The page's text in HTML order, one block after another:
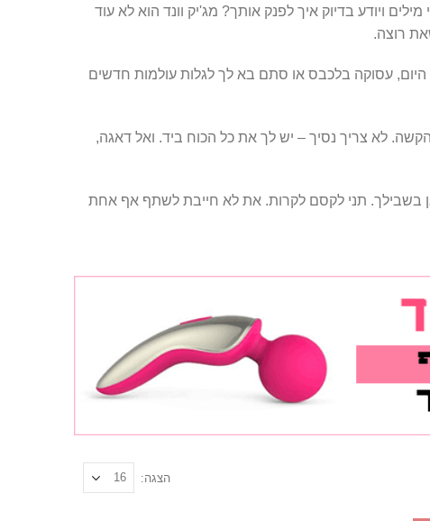
ויודע בדיוק איך לפנק אותך? מג'יק וונד הוא לא עוד
רוצה.
עסוקה בלכבס או סתם בא לך לגלות עולמות חדשים
לא צריך נסיך – יש לך את כל הכוח ביד. ואל דאגה,
בשבילך. תני לקסם לקרות. את לא חייבת לשתף אף אחת
הצגה